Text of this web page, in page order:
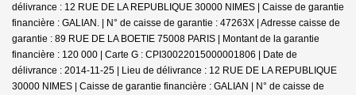
délivrance : 12 RUE DE LA REPUBLIQUE 30000 NIMES | Caisse de garantie
financière : GALIAN. | N° de caisse de garantie : 47263X | Adresse caisse de
garantie : 89 RUE DE LA BOETIE 75008 PARIS | Montant de la garantie
financière : 120 000 | Carte G : CPI30022015000001806 | Date de
délivrance : 2014-11-25 | Lieu de délivrance : 12 RUE DE LA REPUBLIQUE
30000 NIMES | Caisse de garantie financière : GALIAN | N° de caisse de